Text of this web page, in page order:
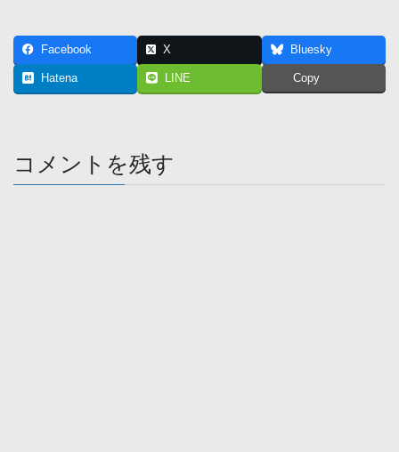
Facebook X Bluesky
Hatena LINE Copy
コメントを残す